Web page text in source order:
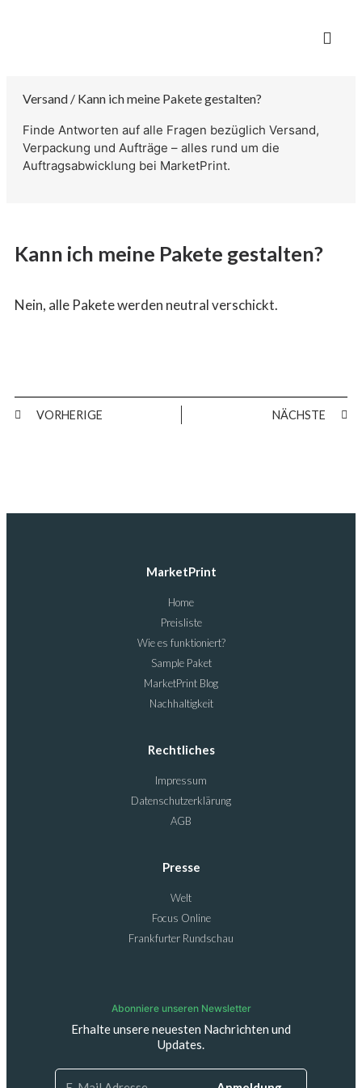
Versand / Kann ich meine Pakete gestalten?
Finde Antworten auf alle Fragen bezüglich Versand,
Verpackung und Aufträge – alles rund um die
Auftragsabwicklung bei MarketPrint.
Kann ich meine Pakete gestalten?
Nein, alle Pakete werden neutral verschickt.
VORHERIGE NÄCHSTE
MarketPrint
Home
Preisliste
Wie es funktioniert?
Sample Paket
MarketPrint Blog
Nachhaltigkeit
Rechtliches
Impressum
Datenschutzerklärung
AGB
Presse
Welt
Focus Online
Frankfurter Rundschau
Abonniere unseren Newsletter
Erhalte unsere neuesten Nachrichten und
Updates.